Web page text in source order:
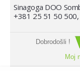
Sinagoga DOO
+381 25 51 50
Dobrodošli !
Moj